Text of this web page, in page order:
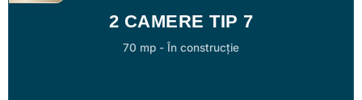
2 CAMERE TIP 7
70 mp -În construcție